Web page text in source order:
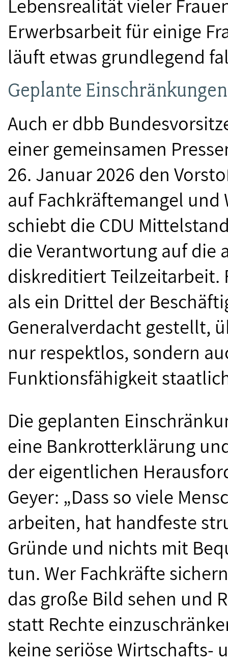
Lebensrealität vieler
Erwerbsarbeit für einige
läuft etwas grundlegend
Geplante
Auch er dbb
einer gemeinsamen
26. Januar 2026 den
auf Fachkräftemangel
schiebt die CDU
die Verantwortung auf die
diskreditiert Teilzeitarbeit.
als ein Drittel der
Generalverdacht gestellt,
nur respektlos, sondern
Funktionsfähigkeit
Die geplanten
eine Bankrotterklärung
der eigentlichen
Geyer: „Dass so viele
arbeiten, hat handfeste
Gründe und nichts mit
tun. Wer Fachkräfte
das große Bild sehen und
statt Rechte
keine seriöse